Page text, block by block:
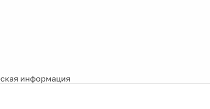
информация